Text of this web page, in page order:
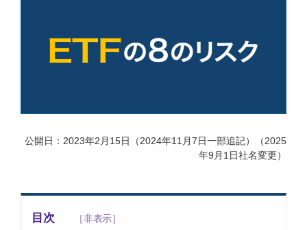
公開日：2023年2月15日（2024年11月7日一部追記）（2025
年9月1日社名変更）
目次